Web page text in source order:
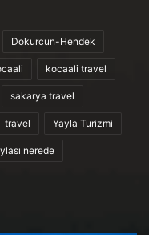
Dokurcun-Hendek
kocaali travel
sakarya travel
travel Yayla Turizmi
nerede